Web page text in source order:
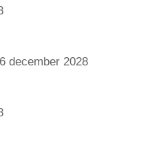
december 2028